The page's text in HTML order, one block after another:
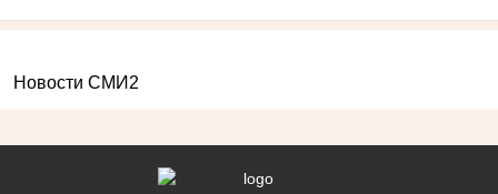
Новости СМИ2